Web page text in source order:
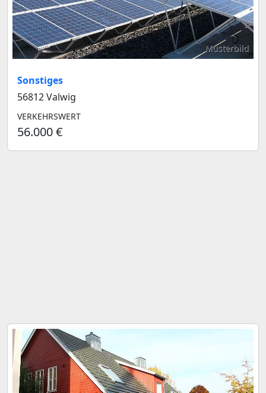
Musterbild
Sonstiges
56812 Valwig
VERKEHRSWERT
56.000 €